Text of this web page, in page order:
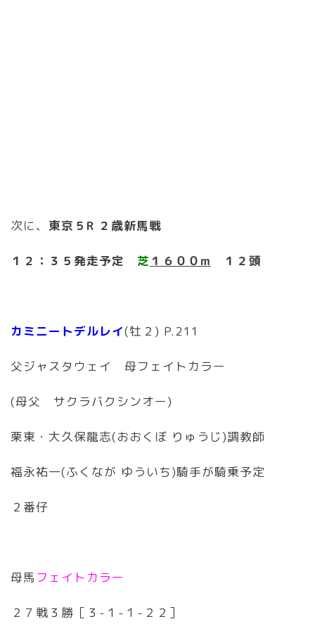
次に、 東京５R ２歳新馬戦
１２：３５発走予定 芝 １６００m １２頭
カミニートデルレイ(牡２) P.211
父ジャスタウェイ 母フェイトカラー
(母父 サクラバクシンオー)
栗東・大久保龍志(おおくぼ りゅうじ)調教師
福永祐一(ふくなが ゆういち)騎手が騎乗予定
２番仔
母馬 フェイトカラー
２７戦３勝［３-１-１-２２］